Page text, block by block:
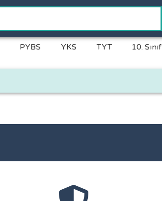
PYBS YKS TYT 10. Sınıf